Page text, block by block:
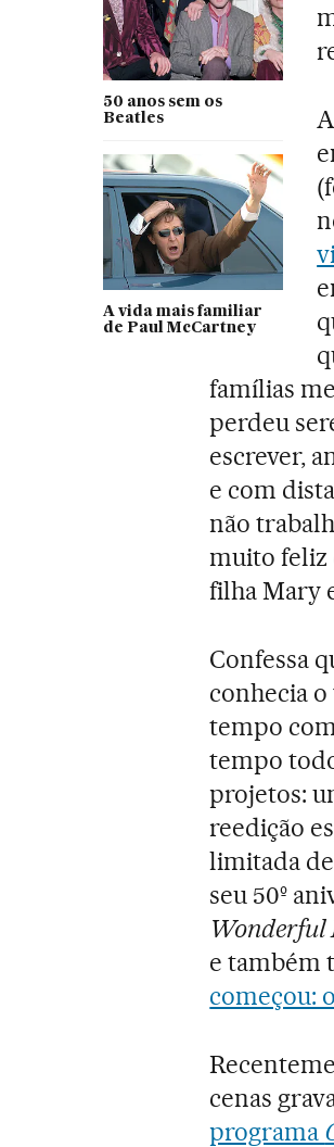
50 anos sem os
Beatles
A vida mais familiar
de Paul McCartney
famílias
perdeu
escrever,
e com
não
muito feliz
filha Mary
Confessa
conhecia
tempo
tempo
projetos:
reedição
limitada
seu 50º
Wonderful
e também
começou:
cenas
programa